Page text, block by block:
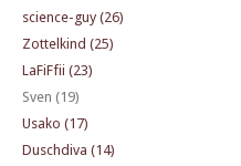
science-guy (26)
Zottelkind (25)
LaFiFfii (23)
Sven (19)
Usako (17)
Duschdiva (14)